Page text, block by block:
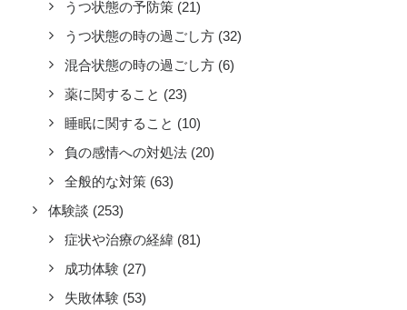
うつ状態の予防策 (21)
うつ状態の時の過ごし方 (32)
混合状態の時の過ごし方 (6)
薬に関すること (23)
睡眠に関すること (10)
負の感情への対処法 (20)
全般的な対策 (63)
体験談 (253)
症状や治療の経緯 (81)
成功体験 (27)
失敗体験 (53)